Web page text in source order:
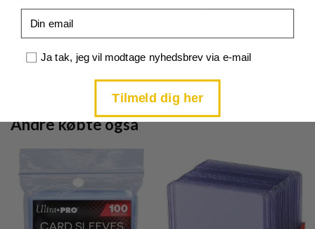
N's Plan - 170/086
price
Solosis - 118/086
price
Andre købte også
Samtykke
Ja tak, jeg vil modtage nyhedsbrev via e-mail
Tilmeld dig her